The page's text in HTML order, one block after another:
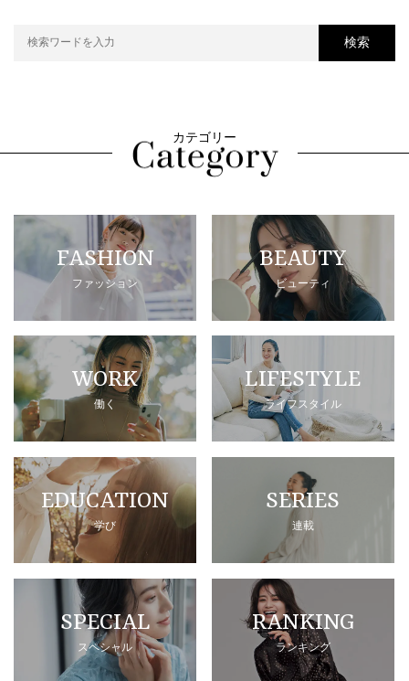
検索
カテゴリー
FASHION
ファッション
BEAUTY
ビューティ
WORK
働く
LIFESTYLE
ライフスタイル
EDUCATION
学び
SERIES
連載
SPECIAL
スペシャル
RANKING
ランキング